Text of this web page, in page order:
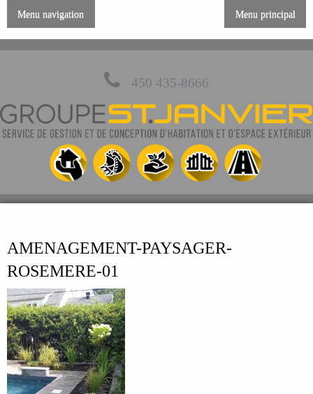
Menu navigation Menu principal
450 435-8666
AMENAGEMENT-PAYSAGER-
ROSEMERE-01